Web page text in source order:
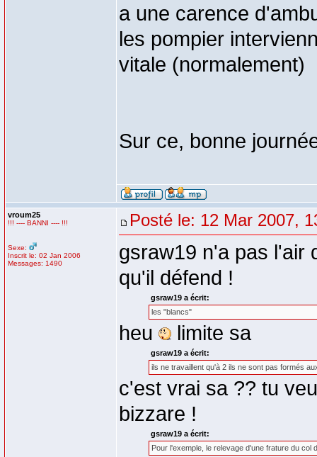
a une carence
les pompier
vitale (normalement)
Sur ce, bonne
vroum25
!!! ---- BANNI ---- !!!
Sexe:
Inscrit le: 02 Jan 2006
Messages: 1490
Posté le: 12 Mar 2007,
gsraw19 n'a pas l'air
qu'il défend !
gsraw19 a écrit:
les "blancs"
heu limite sa
gsraw19 a écrit:
ils ne travaillent qu'à 2 ils ne sont pas formés
c'est vrai sa ?? tu
bizzare !
gsraw19 a écrit:
Pour l'exemple, le relevage d'une frature du